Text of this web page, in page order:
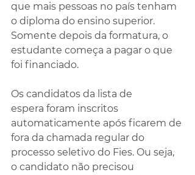
que mais pessoas no país tenham
o diploma do ensino superior.
Somente depois da formatura, o
estudante começa a pagar o que
foi financiado.
Os candidatos da lista de
espera foram inscritos
automaticamente após ficarem de
fora da chamada regular do
processo seletivo do Fies. Ou seja,
o candidato não precisou